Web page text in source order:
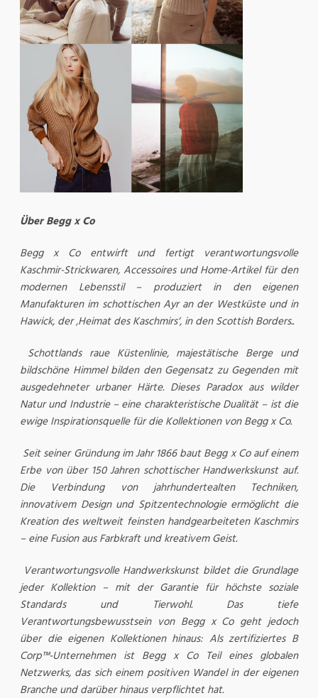
Über Begg x Co
Begg x Co entwirft und fertigt verantwortungsvolle
Kaschmir-Strickwaren, Accessoires und Home-Artikel für den
modernen Lebensstil – produziert in den eigenen
Manufakturen im schottischen Ayr an der Westküste und in
Hawick, der ‚Heimat des Kaschmirs‘, in den Scottish Borders..
Schottlands raue Küstenlinie, majestätische Berge und
bildschöne Himmel bilden den Gegensatz zu Gegenden mit
ausgedehneter urbaner Härte. Dieses Paradox aus wilder
Natur und Industrie – eine charakteristische Dualität – ist die
ewige Inspirationsquelle für die Kollektionen von Begg x Co.
Seit seiner Gründung im Jahr 1866 baut Begg x Co auf einem
Erbe von über 150 Jahren schottischer Handwerkskunst auf.
Die Verbindung von jahrhundertealten Techniken,
innovativem Design und Spitzentechnologie ermöglicht die
Kreation des weltweit feinsten handgearbeiteten Kaschmirs
– eine Fusion aus Farbkraft und kreativem Geist.
Verantwortungsvolle Handwerkskunst bildet die Grundlage
jeder Kollektion – mit der Garantie für höchste soziale
Standards und Tierwohl.
Das tiefe
Verantwortungsbewusstsein von Begg x Co geht jedoch
über die eigenen Kollektionen hinaus: Als zertifiziertes B
Corp™-Unternehmen ist Begg x Co Teil eines globalen
Netzwerks, das sich einem positiven Wandel in der eigenen
Branche und darüber hinaus verpflichtet hat.